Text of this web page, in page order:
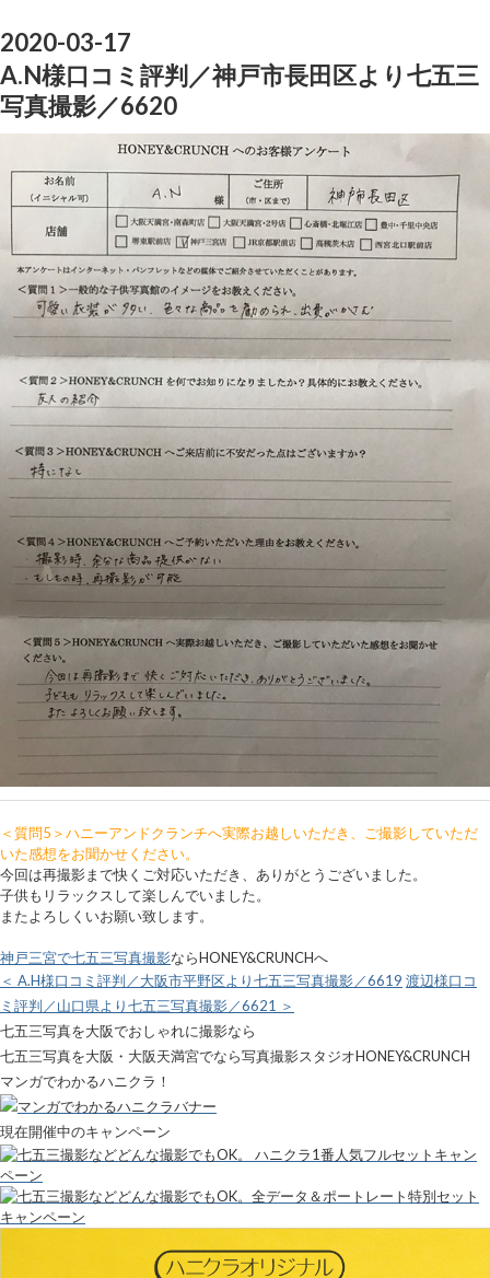
2020-03-17
A.N様口コミ評判／神戸市長田区より七五三
写真撮影／6620
＜質問5＞ハニーアンドクランチへ実際お越しいただき、ご撮影していただ
いた感想をお聞かせください。
今回は再撮影まで快くご対応いただき、ありがとうございました。
子供もリラックスして楽しんでいました。
またよろしくいお願い致します。
神戸三宮で七五三写真撮影ならHONEY&CRUNCHへ
＜ A.H様口コミ評判／大阪市平野区より七五三写真撮影／6619 渡辺様口コ
ミ評判／山口県より七五三写真撮影／6621 ＞
七五三写真を大阪でおしゃれに撮影なら
七五三写真を大阪・大阪天満宮でなら写真撮影スタジオHONEY&CRUNCH
マンガでわかるハニクラ！
現在開催中のキャンペーン